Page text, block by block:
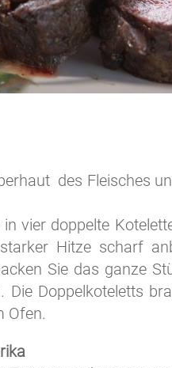
des Fleisches
vier doppelte
Hitze scharf
Sie das ganze
Doppelkoteletts
Ofen.